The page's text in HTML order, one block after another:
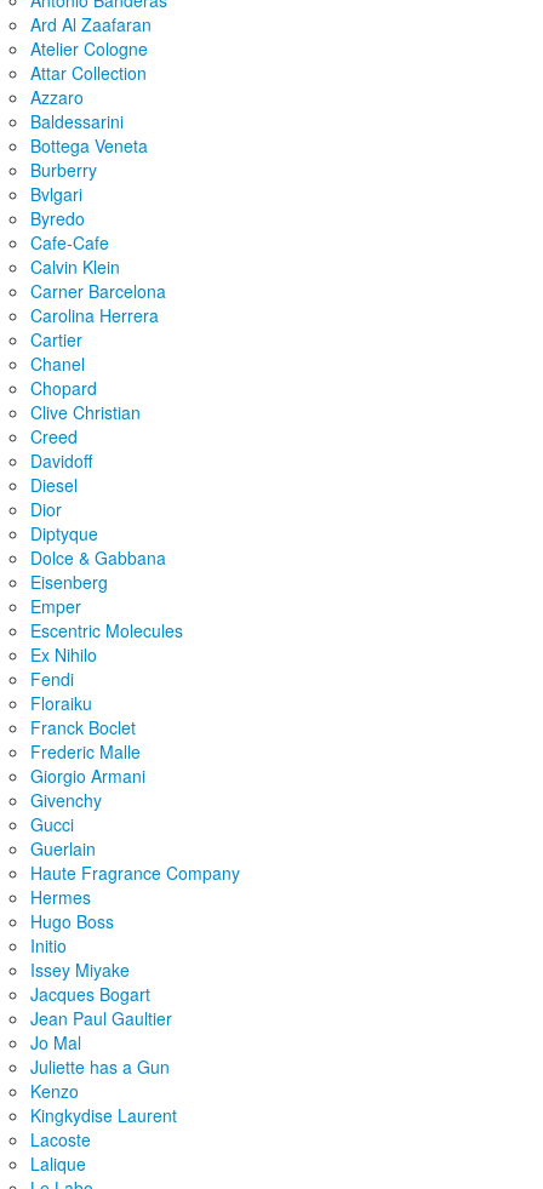
Ard Al Zaafaran
Atelier Cologne
Attar Collection
Azzaro
Baldessarini
Bottega Veneta
Burberry
Bvlgari
Byredo
Cafe-Cafe
Calvin Klein
Carner Barcelona
Carolina Herrera
Cartier
Chanel
Chopard
Clive Christian
Creed
Davidoff
Diesel
Dior
Diptyque
Dolce & Gabbana
Eisenberg
Emper
Escentric Molecules
Ex Nihilo
Fendi
Floraiku
Franck Boclet
Frederic Malle
Giorgio Armani
Givenchy
Gucci
Guerlain
Haute Fragrance Company
Hermes
Hugo Boss
Initio
Issey Miyake
Jacques Bogart
Jean Paul Gaultier
Jo Mal
Juliette has a Gun
Kenzo
Kingkydise Laurent
Lacoste
Lalique